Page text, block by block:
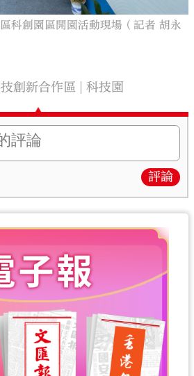
科創園區開園活動現場（記者 胡永
創新合作區 科技園
評論